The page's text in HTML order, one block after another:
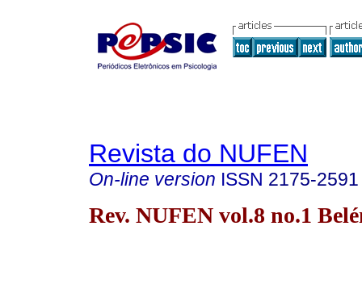
Revista do NUFEN
On-line version ISSN 2175-2591
Rev. NUFEN vol.8 no.1